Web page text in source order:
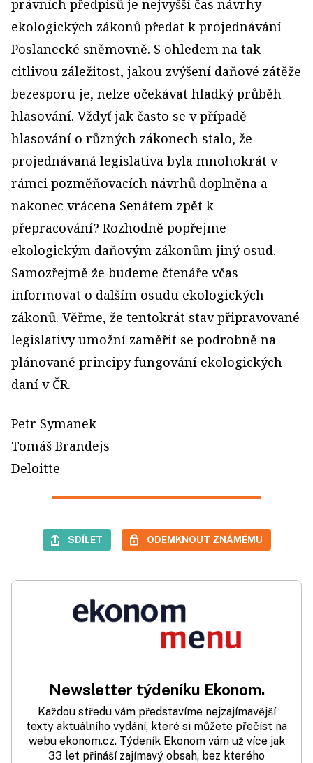
právních předpisů je nejvyšší čas návrhy
ekologických zákonů předat k projednávání
Poslanecké sněmovně. S ohledem na tak
citlivou záležitost, jakou zvýšení daňové zátěže
bezesporu je, nelze očekávat hladký průběh
hlasování. Vždyť jak často se v případě
hlasování o různých zákonech stalo, že
projednávaná legislativa byla mnohokrát v
rámci pozměňovacích návrhů doplněna a
nakonec vrácena Senátem zpět k
přepracování? Rozhodně popřejme
ekologickým daňovým zákonům jiný osud.
Samozřejmě že budeme čtenáře včas
informovat o dalším osudu ekologických
zákonů. Věřme, že tentokrát stav připravované
legislativy umožní zaměřit se podrobně na
plánované principy fungování ekologických
daní v ČR.
Petr Symanek
Tomáš Brandejs
Deloitte
SDÍLET ODEMKNOUT ZNÁMÉMU
Newsletter týdeníku Ekonom.
Každou středu vám představíme nejzajímavější
texty aktuálního vydání, které si můžete přečíst na
webu ekonom.cz. Týdeník Ekonom vám už více jak
33 let přináší zajímavý obsah, bez kterého